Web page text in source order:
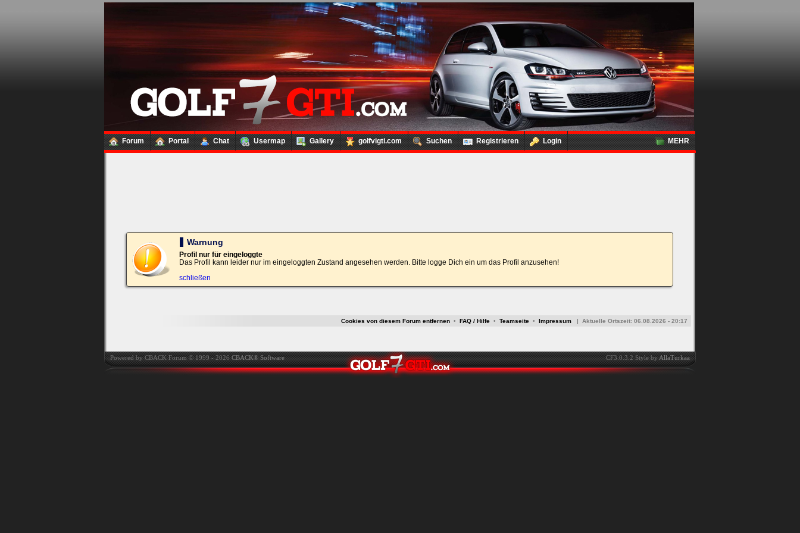
Forum Portal Chat Usermap Gallery golfvigti.com Suchen Registrieren Login MEHR
Loginbox
Trage
bitte
in
die
nachfolgenden
Felder
Deinen
Benutzernamen
und
Kennwort
ein,
um
Bei jedem Besuch
automatisch einloggen.
Warnung
Profil nur für eingeloggte
Das Profil kann leider nur im eingeloggten Zustand angesehen werden. Bitte logge Dich ein um das Profil anzusehen!
schließen
Cookies von diesem Forum entfernen • FAQ / Hilfe • Teamseite • Impressum | Aktuelle Ortszeit: 06.08.2026 - 20:17
Powered by CBACK Forum © 1999 - 2026CBACK® Software CF3.0.3.2 Style byAllaTurkaa